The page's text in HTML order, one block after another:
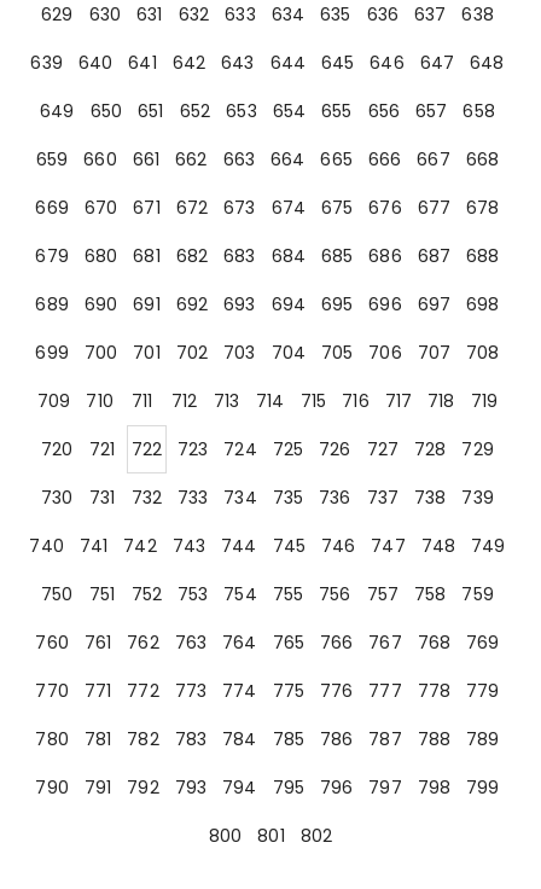
629
630 631 632 633 634 635 636 637
638
639
640 641 642 643 644 645 646 647
648
649
650 651 652 653 654 655 656 657
658
659
660 661 662 663 664 665 666 667
668
669
670 671 672 673 674 675 676 677
678
679
680 681 682 683 684 685 686 687
688
689
690 691 692 693 694 695 696 697
698
699
700 701 702 703 704 705 706 707
708
709
710 711 712 713 714 715 716 717 718
719
720
721 722 723 724 725 726 727 728
729
730
731 732 733 734 735 736 737 738
739
740
741 742 743 744 745 746 747 748
749
750
751 752 753 754 755 756 757 758
759
760
761 762 763 764 765 766 767 768
769
770
771 772 773 774 775 776 777 778
779
780
781 782 783 784 785 786 787 788
789
790
791 792 793 794 795 796 797 798
799
800
801 802